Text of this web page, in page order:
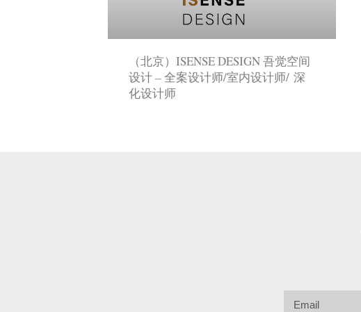
（北京）ISENSE DESIGN 吾觉空间
设计 – 全案设计师/室内设计师/ 深
化设计师